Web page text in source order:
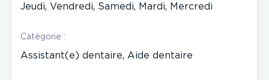
Jeudi, Vendredi, Samedi, Mardi, Mercredi
Catégorie :
Assistant(e) dentaire, Aide dentaire